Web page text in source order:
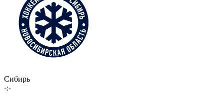
Сибирь
-:-